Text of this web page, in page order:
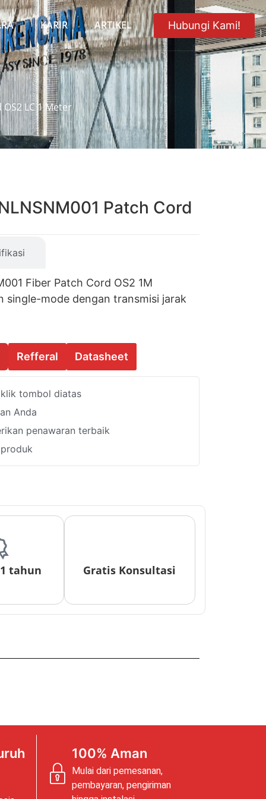
KARIR ARTIKEL Hubungi Kami!
LC 1 Meter
Patch Cord
Fiber Patch Cord OS2 1M
single-mode dengan transmisi jarak
Refferal Datasheet
tombol diatas
Anda
penawaran terbaik
tahun Gratis Konsultasi
100% Aman
Mulai dari pemesanan,
pembayaran, pengiriman